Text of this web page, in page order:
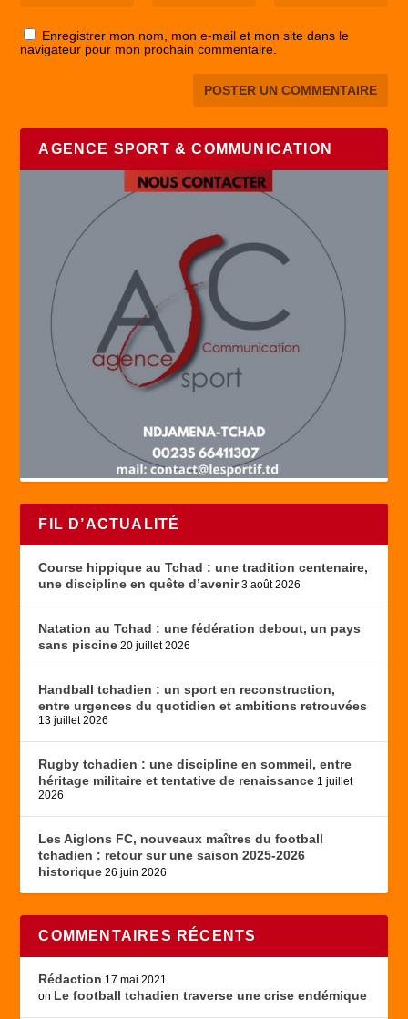
Enregistrer mon nom, mon e-mail et mon site dans le
navigateur pour mon prochain commentaire.
AGENCE SPORT & COMMUNICATION
FIL D’ACTUALITÉ
Course hippique au Tchad : une tradition centenaire,
une discipline en quête d’avenir 3 août 2026
Natation au Tchad : une fédération debout, un pays
sans piscine 20 juillet 2026
Handball tchadien : un sport en reconstruction,
entre urgences du quotidien et ambitions retrouvées
13 juillet 2026
Rugby tchadien : une discipline en sommeil, entre
héritage militaire et tentative de renaissance 1 juillet
2026
Les Aiglons FC, nouveaux maîtres du football
tchadien : retour sur une saison 2025-2026
historique 26 juin 2026
COMMENTAIRES RÉCENTS
Rédaction 17 mai 2021
on Le football tchadien traverse une crise endémique